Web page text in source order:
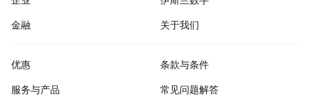
金融
关于我们
优惠
服务与产品
条款与条件
常见问题解答